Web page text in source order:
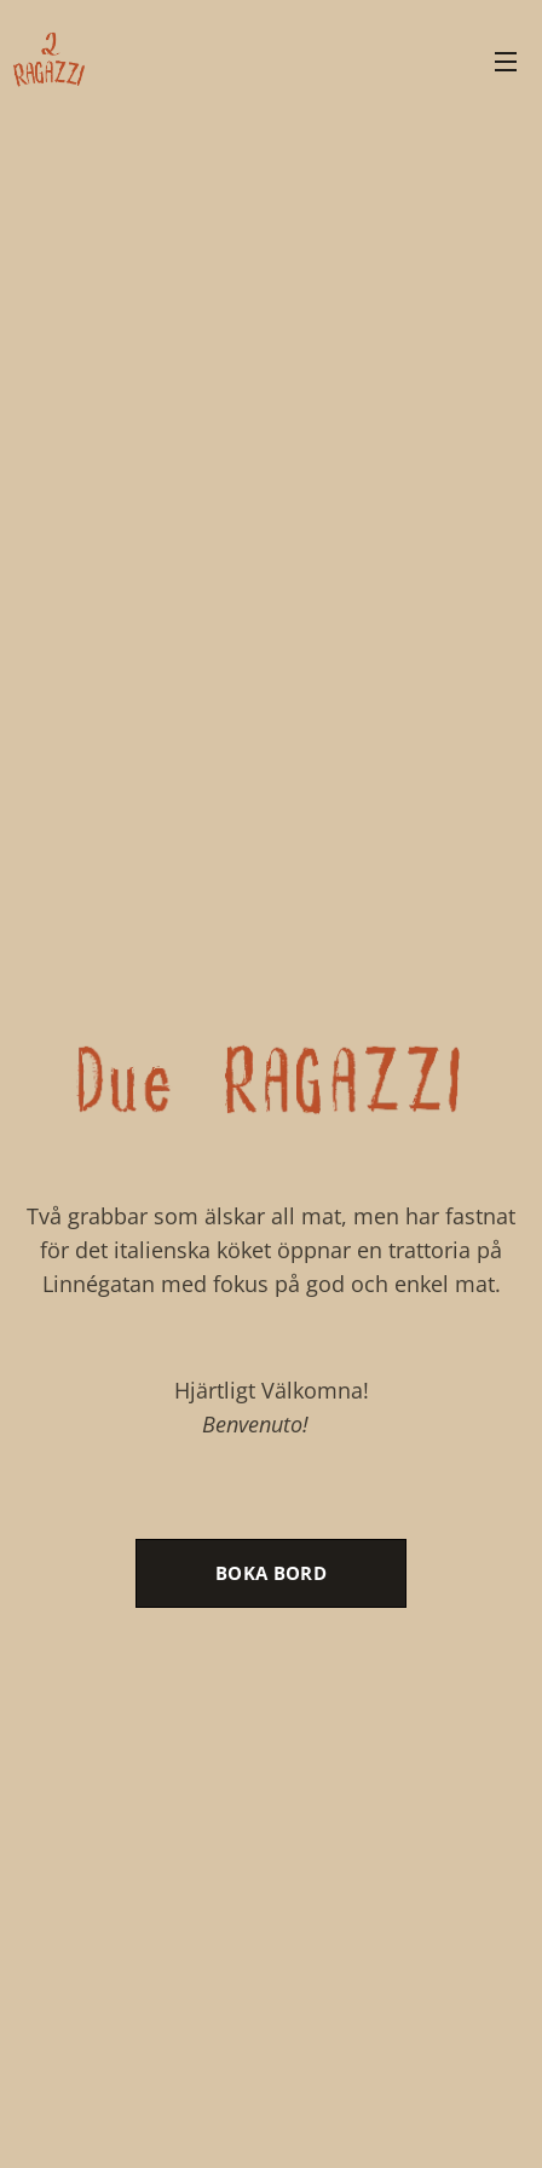
Två grabbar som älskar all mat, men har fastnat
för det italienska köket öppnar en trattoria på
Linnégatan med fokus på god och enkel mat.
Hjärtligt Välkomna!
Benvenuto! ♥️
BOKA BORD